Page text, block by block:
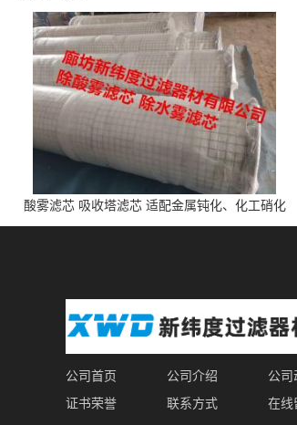
酸雾滤芯 吸收塔滤芯 适配金属钝化、化工硝化
的酸雾
公司首页 公司介绍 公司
证书荣誉
联系方式 在线